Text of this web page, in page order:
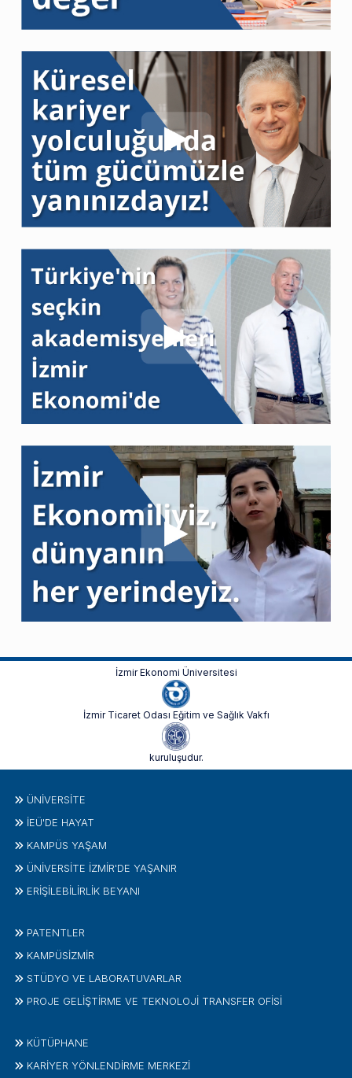
İzmir Ekonomi Üniversitesi
İzmir Ticaret Odası Eğitim ve Sağlık Vakfı
kuruluşudur.
ÜNIVERSITE
İEÜ'DE HAYAT
KAMPÜS YAŞAM
ÜNİVERSİTE İZMİR'DE YAŞANIR
ERİŞİLEBİLİRLİK BEYANI
PATENTLER
KAMPÜSİZMIR
STÜDYO VE LABORATUVARLAR
PROJE GELIŞTIRME VE TEKNOLOJI TRANSFER OFISI
KÜTÜPHANE
KARİYER YÖNLENDİRME MERKEZİ